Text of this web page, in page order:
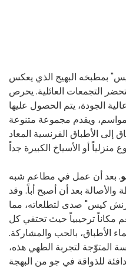
بمطبخه البهيج الذي يعكس
التجمعات العائلية. يحرص
الجودة، يتم الحصول عليها
ويقدم مجموعة متنوعة
إلى الأطباق الفرنسية المعاد
. بعد أن عمل في مطاعم شبه
والأصالة بعد أن أصبح أباً. وقد
كيس" صدى لتطلعاته، مما
ترحيبياً حيث تحتفي كل
الأطباق، بالحب والمشاركة.
المتوّجة لتجربة الطهي هذه،